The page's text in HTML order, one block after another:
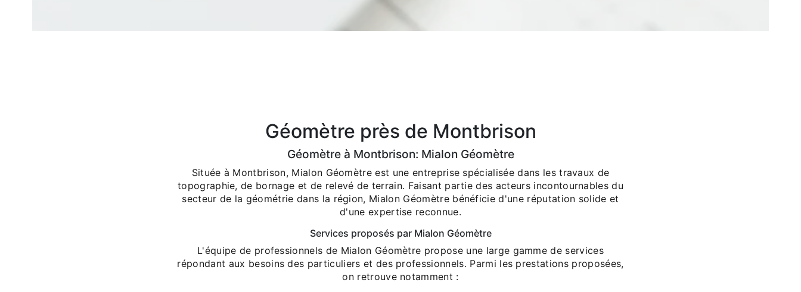
Géomètre près de Montbrison
Géomètre à Montbrison: Mialon Géomètre
Située à Montbrison, Mialon Géomètre est une entreprise spécialisée dans les travaux de
topographie, de bornage et de relevé de terrain. Faisant partie des acteurs incontournables du
secteur de la géométrie dans la région, Mialon Géomètre bénéficie d'une réputation solide et
d'une expertise reconnue.
Services proposés par Mialon Géomètre
L'équipe de professionnels de Mialon Géomètre propose une large gamme de services
répondant aux besoins des particuliers et des professionnels. Parmi les prestations proposées,
on retrouve notamment :